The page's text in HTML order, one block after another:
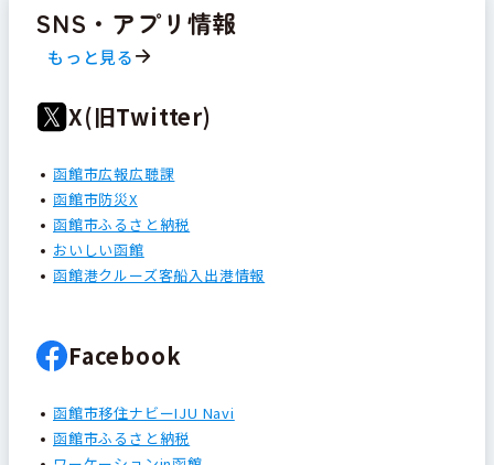
SNS・アプリ情報
もっと見る
X(旧Twitter)
函館市広報広聴課
函館市防災X
函館市ふるさと納税
おいしい函館
函館港クルーズ客船入出港情報
Facebook
函館市移住ナビーIJU Navi
函館市ふるさと納税